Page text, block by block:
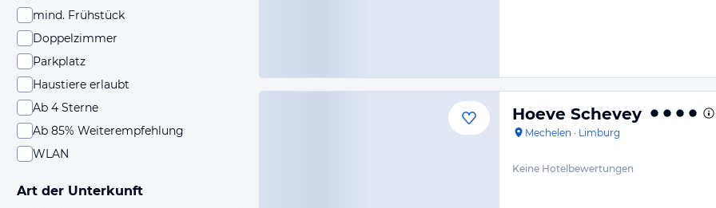
mind. Frühstück
Doppelzimmer
Parkplatz
Haustiere erlaubt
Ab 4 Sterne
Ab 85% Weiterempfehlung
WLAN
Art der Unterkunft
Hoeve Schevey
Mechelen · Limburg
Keine Hotelbewertungen